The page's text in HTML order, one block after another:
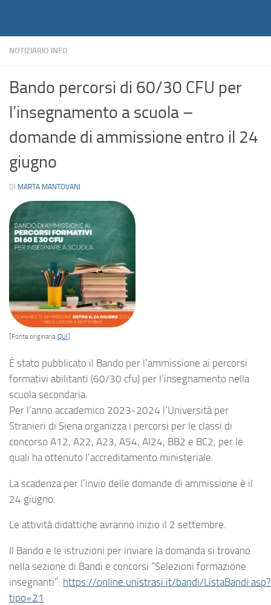
NOTIZIARIO INFO
Bando percorsi di 60/30 CFU per
l’insegnamento a scuola –
domande di ammissione entro il 24
giugno
DI MARTA MANTOVANI
[Fonte originaria:QUI
È stato pubblicato il Bando per l’ammissione ai percorsi
formativi abilitanti (60/30 cfu) per l’insegnamento nella
scuola secondaria.
Per l’anno accademico 2023-2024 l’Università per
Stranieri di Siena organizza i percorsi per le classi di
concorso A12, A22, A23, A54, AI24, BB2 e BC2, per le
quali ha ottenuto l’accreditamento ministeriale.
La scadenza per l’invio delle domande di ammissione è il
24 giugno.
Le attività didattiche avranno inizio il 2 settembre.
Il Bando e le istruzioni per inviare la domanda si trovano
nella sezione di Bandi e concorsi “Selezioni formazione
insegnanti”: https://online.unistrasi.it/bandi/ListaBandi.asp?
tipo=21